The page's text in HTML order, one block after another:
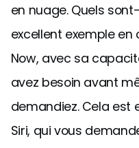
en nuage. Quels
excellent exemple
Now, avec sa
avez besoin avant
demandiez. Cela est
Siri, qui vous